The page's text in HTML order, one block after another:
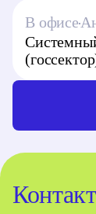
В офисе